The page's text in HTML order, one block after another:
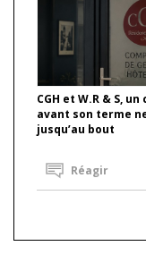
CGH et W.R & S,
avant son terme
jusqu’au bout
Réagir